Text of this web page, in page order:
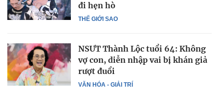
THẾ GIỚI SAO
đi hẹn hò
VĂN HÓA - GIẢI TRÍ
NSƯT Thành Lộc tuổi 64: Không
vợ con, diễn nhập vai bị khán giả
rượt đuổi